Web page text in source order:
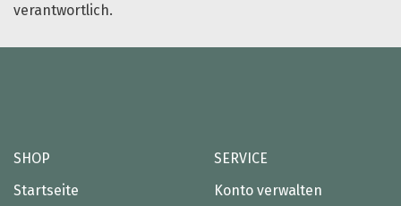
verantwortlich.
SHOP
Startseite
SERVICE
Konto verwalten